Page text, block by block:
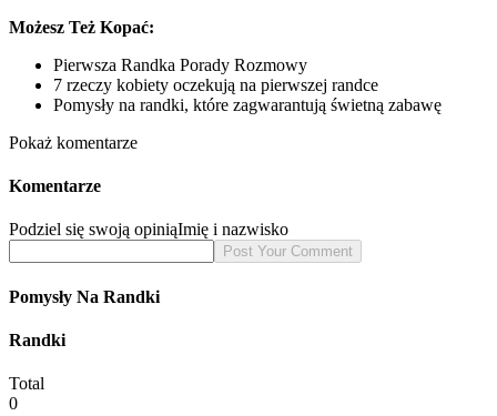
Możesz Też Kopać:
Pierwsza Randka Porady Rozmowy
7 rzeczy kobiety oczekują na pierwszej randce
Pomysły na randki, które zagwarantują świetną zabawę
Pokaż komentarze
Komentarze
Podziel się swoją opiniąImię i nazwisko
Pomysły Na Randki
Randki
Total
0